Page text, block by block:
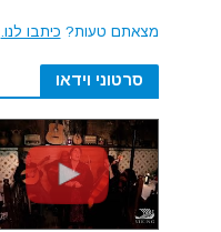
מצאתם טעות? כיתבו לנו.
סרטוני וידאו